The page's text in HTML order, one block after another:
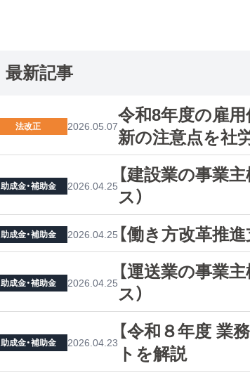
最新記事
令和8年度の雇用
新の注意点を社
法改正 2026.05.07
【建設業の事業
ス）
助成金・補助金 2026.04.25
【働き方改革推
助成金・補助金 2026.04.25
【運送業の事業
ス）
助成金・補助金 2026.04.25
【令和８年度 業
トを解説
助成金・補助金 2026.04.23